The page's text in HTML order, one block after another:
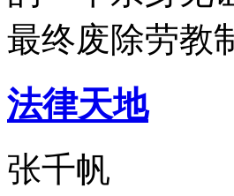
最终废除劳教
法律天地
张千帆